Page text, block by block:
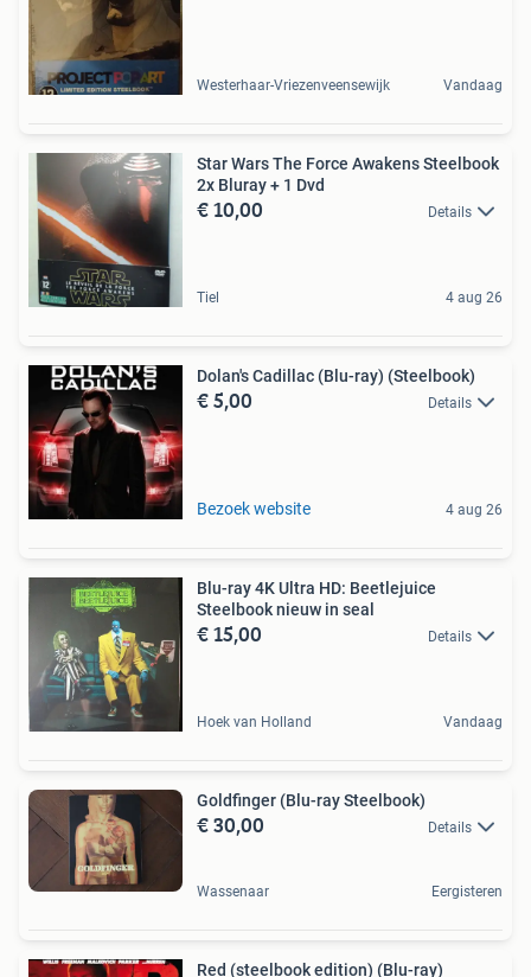
Westerhaar-Vriezenveensewijk Vandaag
Star Wars The Force Awakens Steelbook
2x Bluray + 1 Dvd
€ 10,00 Details
Tiel 4 aug 26
Dolan's Cadillac (Blu-ray) (Steelbook)
€ 5,00 Details
Bezoek website 4 aug 26
Blu-ray 4K Ultra HD: Beetlejuice
Steelbook nieuw in seal
€ 15,00 Details
Hoek van Holland Vandaag
Goldfinger (Blu-ray Steelbook)
€ 30,00 Details
Wassenaar Eergisteren
Red (steelbook edition) (Blu-ray)